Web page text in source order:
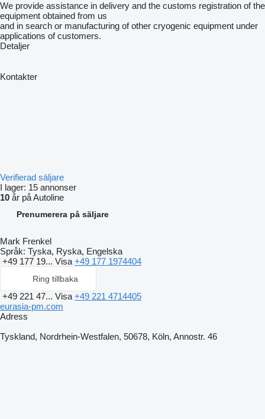
We provide assistance in delivery and the customs registration of the
equipment obtained from us
and in search or manufacturing of other cryogenic equipment under
applications of customers.
Detaljer
Kontakter
Verifierad säljare
I lager: 15 annonser
10 år på Autoline
Prenumerera på säljare
Mark Frenkel
Språk: Tyska, Ryska, Engelska
+49 177 19... Visa +49 177 1974404
Ring tillbaka
+49 221 47... Visa +49 221 4714405
eurasia-pm.com
Adress
Tyskland, Nordrhein-Westfalen, 50678, Köln, Annostr. 46